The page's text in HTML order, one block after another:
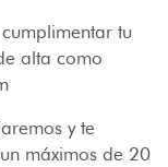
tu
alta como
y te
máximos de 20